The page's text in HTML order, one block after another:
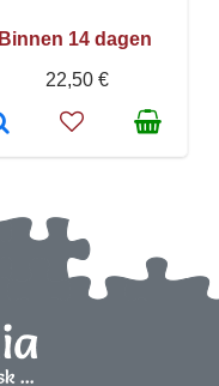
Binnen 14 dagen
22,50 €